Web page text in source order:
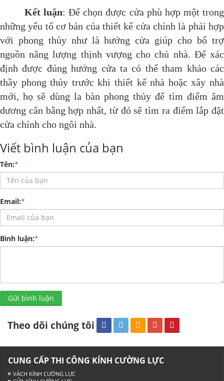
Kết luận: Để chọn được cửa phù hợp một trong
những yếu tố cơ bản của thiết kế cửa chính là phải hợp
với phong thủy như là hướng cửa giúp cho bổ trợ
nguồn năng lượng thịnh vượng cho chủ nhà. Để xác
định được đúng hướng cửa ta có thể tham khảo các
thầy phong thủy trước khi thiết kế nhà hoặc xây nhà
mới, họ sẽ dùng la bàn phong thủy để tìm điểm âm
dương cân bằng hợp nhất, từ đó sẽ tìm ra điểm lắp đặt
cửa chính cho ngôi nhà.
Viết bình luận của bạn
Tên:*
Email:*
Bình luận:*
Gửi bình luận
Theo dõi chúng tôi
CUNG CẤP THI CÔNG KÍNH CƯỜNG LỰC
VÁCH KÍNH CƯỜNG LỰC